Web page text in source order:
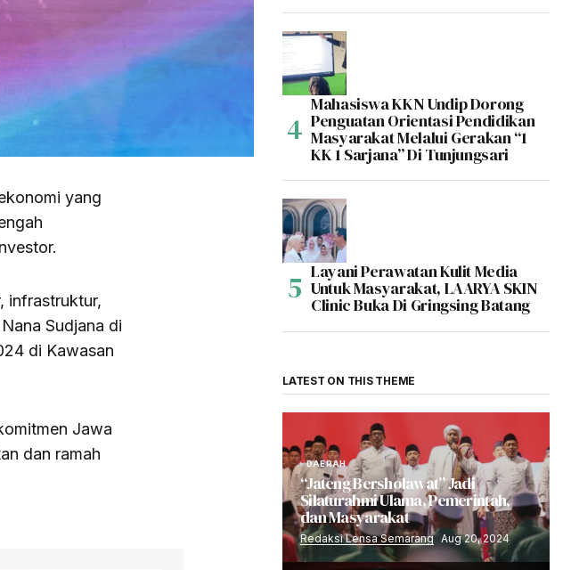
yang
infrastruktur,
Sudjana di
di Kawasan
Jawa
dan ramah
Mahasiswa KKN Undip Dorong
Penguatan Orientasi Pendidikan
Masyarakat Melalui Gerakan “1
KK 1 Sarjana” Di Tunjungsari
Layani Perawatan Kulit Media
Untuk Masyarakat, LAARYA SKIN
Clinic Buka Di Gringsing Batang
LATEST ON THIS THEME
DAERAH
“Jateng Bersholawat” Jadi
Silaturahmi Ulama, Pemerintah,
dan Masyarakat
Redaksi Lensa Semarang Aug 20, 2024